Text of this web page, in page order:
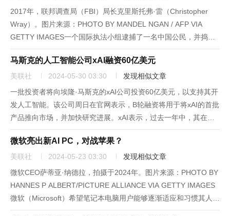
2017年，联邦调查局（FBI）局长克里斯托弗·雷（Christopher
Wray）。图片来源：PHOTO BY MANDEL NGAN / AFP VIA
GETTY IMAGES一个国际执法小组逮捕了一名中国公民，并捣毁
了一个大型僵尸网络。据官员们称，这一僵尸网络由该男子运营了
近十年，通过向犯...
马斯克的人工智能公司xAI融资60亿美元
美联社 2024-05-30 03:30
发现相似文章
一批投资者将向埃隆·马斯克的xAI公司投资60亿美元，以支持其开
发人工智能。该公司周日在官网表示，B轮融资将用于将xAI的首批
产品推向市场，并加快研究进展。xAI表示，过去一年中，其在开
发人工智能技术方面取得了“重大进展”，未来几个月还将继续加快
研发。最新一轮融资的投资者包括安德森·霍洛维茨（And...
微软亮出新AI PC，对战苹果？
美联社 2024-05-23 03:30
发现相似文章
微软CEO萨蒂亚·纳德拉，拍摄于2024年。图片来源：PHOTO BY
HANNES P ALBERT/PICTURE ALLIANCE VIA GETTY IMAGES
微软（Microsoft）希望笔记本电脑用户能够逐渐适应和习惯其人工
智能聊天机器人，允许它记住你在电脑上的所有活动，并帮助预测